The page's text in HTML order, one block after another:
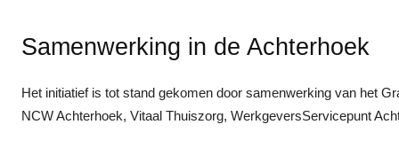
Samenwerking in de Achterhoek
Het initiatief is tot stand gekomen door samenwerking van het
NCW Achterhoek, Vitaal Thuiszorg, WerkgeversServicepunt